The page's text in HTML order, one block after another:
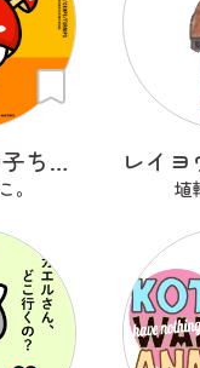
のこのこきの子ちゃん
。 埴